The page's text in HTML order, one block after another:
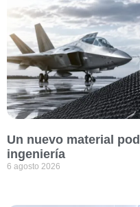
Un nuevo material
ingeniería
6 agosto 2026